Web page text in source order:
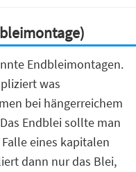
Endbleimontagen.
was
bei hängerreichem
Endblei sollte man
eines kapitalen
dann nur das Blei,